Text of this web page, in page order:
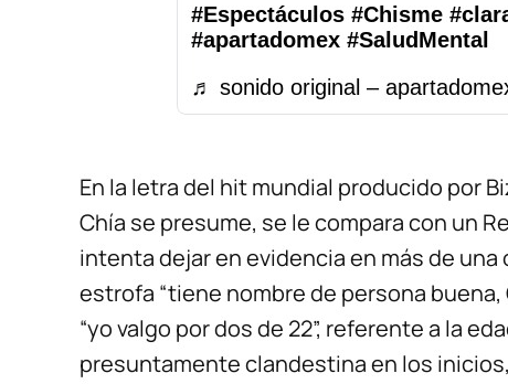
#Espectáculos #Chisme
#apartadomex #SaludMental
♬ sonido original –
En la letra del hit mundial producido por
Chía se presume, se le compara con un
intenta dejar en evidencia en más de
estrofa “tiene nombre de persona
“yo valgo por dos de 22”, referente a la
presuntamente clandestina en los